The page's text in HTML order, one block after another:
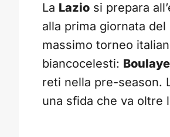
La Lazio si prepara
alla prima giornata
massimo torneo
biancocelesti:
reti nella pre-season.
una sfida che va oltre